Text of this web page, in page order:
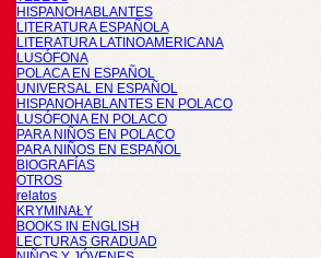
HISPANOHABLANTES
LITERATURA ESPAÑOLA
LITERATURA LATINOAMERICANA
LUSÓFONA
POLACA EN ESPAÑOL
UNIVERSAL EN ESPAÑOL
HISPANOHABLANTES EN POLACO
LUSÓFONA EN POLACO
PARA NIÑOS EN POLACO
PARA NIÑOS EN ESPAÑOL
BIOGRAFÍAS
OTROS
relatos
KRYMINAŁY
BOOKS IN ENGLISH
LECTURAS GRADUAD